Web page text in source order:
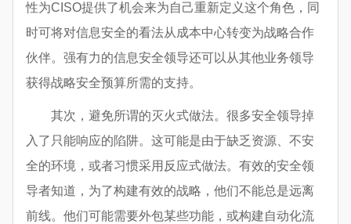
性为CISO提供了机会来为自己重新定义这个角色，同
时可将对信息安全的看法从成本中心转变为战略合作
伙伴。强有力的信息安全领导还可以从其他业务领导
获得战略安全预算所需的支持。
其次，避免所谓的灭火式做法。很多安全领导掉
入了只能响应的陷阱。这可能是由于缺乏资源、不安
全的环境，或者习惯采用反应式做法。有效的安全领
导者知道，为了构建有效的战略，他们不能总是远离
前线。他们可能需要外包某些功能，或构建自动化流